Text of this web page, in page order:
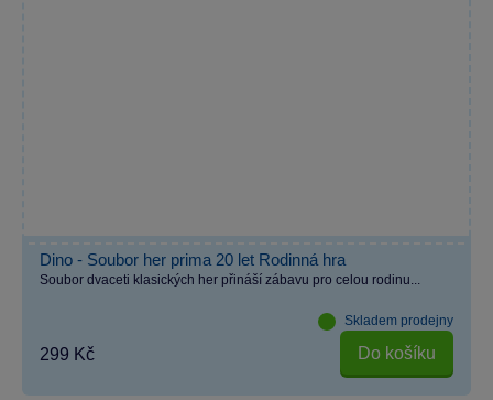
Dino - Soubor her prima 20 let Rodinná hra
Soubor dvaceti klasických her přináší zábavu pro celou rodinu...
Skladem prodejny
299 Kč Do košíku